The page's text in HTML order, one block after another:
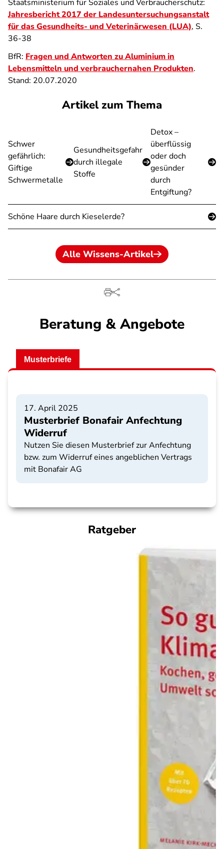
Staatsministerium für Soziales und Verbraucherschutz:
Jahresbericht 2017 der Landesuntersuchungsanstalt
für das Gesundheits- und Veterinärwesen (LUA), S.
36-38
BfR: Fragen und Antworten zu Aluminium in
Lebensmitteln und verbrauchernahen Produkten.
Stand: 20.07.2020
Artikel zum Thema
Schwer
gefährlich:
Giftige
Schwermetalle
Gesundheitsgefahr
durch illegale
Stoffe
Detox –
überflüssig
oder doch
gesünder
durch
Entgiftung?
Schöne Haare durch Kieselerde?
Alle Wissens-Artikel
Beratung & Angebote
Musterbriefe
17. April 2025
Musterbrief Bonafair Anfechtung
Widerruf
Nutzen Sie diesen Musterbrief zur Anfechtung
bzw. zum Widerruf eines angeblichen Vertrags
mit Bonafair AG
Ratgeber